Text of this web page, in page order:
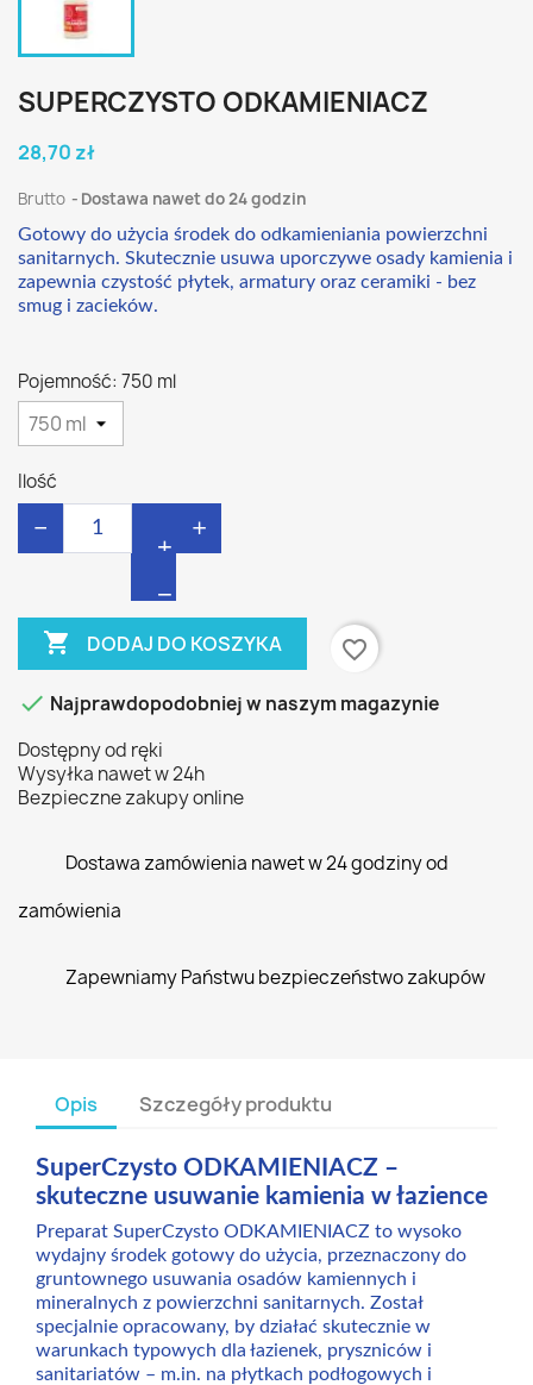
SUPERCZYSTO ODKAMIENIACZ
28,70 zł
Brutto Dostawa nawet do 24 godzin
Gotowy do użycia środek do odkamieniania powierzchni
sanitarnych. Skutecznie usuwa uporczywe osady kamienia i
zapewnia czystość płytek, armatury oraz ceramiki - bez
smug i zacieków.
Pojemność: 750 ml
Ilość
− +
 DODAJ DO KOSZYKA
favorite_border
 Najprawdopodobniej w naszym magazynie
Dostępny od ręki
Wysyłka nawet w 24h
Bezpieczne zakupy online
Dostawa zamówienia nawet w 24 godziny od
zamówienia
Zapewniamy Państwu bezpieczeństwo zakupów
Opis Szczegóły produktu
SuperCzysto ODKAMIENIACZ –
skuteczne usuwanie kamienia w łazience
Preparat SuperCzysto ODKAMIENIACZ to wysoko
wydajny środek gotowy do użycia, przeznaczony do
gruntownego usuwania osadów kamiennych i
mineralnych z powierzchni sanitarnych. Został
specjalnie opracowany, by działać skutecznie w
warunkach typowych dla łazienek, pryszniców i
sanitariatów – m.in. na płytkach podłogowych i